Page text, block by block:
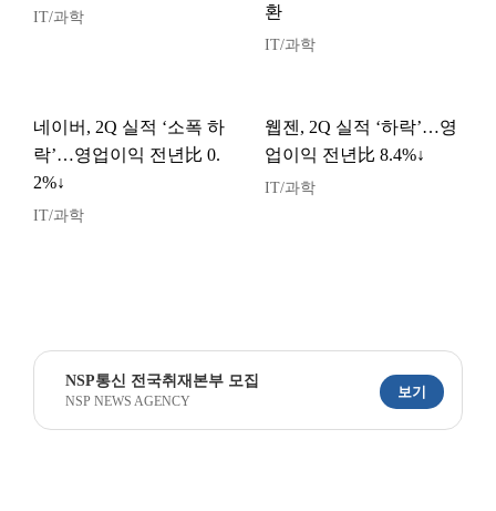
IT/과학
환
IT/과학
네이버, 2Q 실적 ‘소폭 하
락’…영업이익 전년比 0.
2%↓
IT/과학
웹젠, 2Q 실적 ‘하락’…영
업이익 전년比 8.4%↓
IT/과학
NSP통신 전국취재본부 모집
NSP NEWS AGENCY
보기